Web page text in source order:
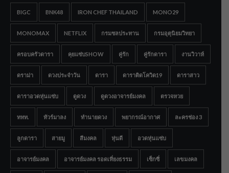
BIGC BNK48 IRON CHEF THAILAND MONO29
MONOMAX NETFLIX กรมชลประทาน กรมอุตุนิยมวิทยา
ครอบครัวดารา คุยแซ่บSHOW คู่รัก คู่รักดารา งานวิวาห์
ดราม่า ดวงประจำวัน ดารา ดาราติดโควิด19 ดาราสาว
ดาราอวดหุ่นแซ่บ ดูดวง ดูดวงอาจารย์มงคล ตรวจหวย
ททท. ทัวร์มาลง ทำนายดวง พยากรณ์อากาศ ละครช่อง 3
ลูกดารา สายมู สีมงคล หุ่นดี อวดหุ่นแซ่บ
อาจารย์มงคล อาจารย์มงคล รอดเที่ยงธรรม เซ็กซี่ เลขมงคล